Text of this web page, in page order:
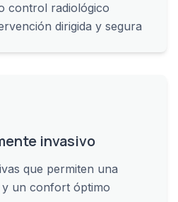
control radiológico
dirigida y segura
invasivo
que permiten una
un confort óptimo